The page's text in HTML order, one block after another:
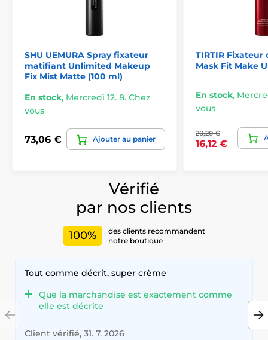
SHU UEMURA Spray fixateur
matifiant Unlimited Makeup
Fix Mist Matte (100 ml)
En stock, Mercredi 12. 8. Chez
vous
73,06 € Ajouter au panier
TIRTIR
Mask Fit Make
En stock,
vous
20,20 €
16,12 €
Vérifié
par nos clients
100%
des clients recommandent
notre boutique
Tout comme décrit, super crème
Que la marchandise est exactement comme
elle est décrite
Client vérifié, 31. 7. 2026